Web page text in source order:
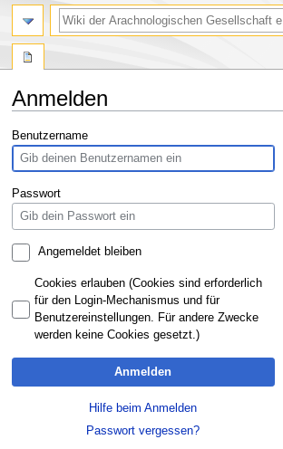
Anmelden
Zur
Navigation
springen
Zur
Suche
springen
Benutzername
Passwort
Angemeldet bleiben
Cookies erlauben (Cookies sind erforderlich
für den Login-Mechanismus und für
Benutzereinstellungen. Für andere Zwecke
werden keine Cookies gesetzt.)
Anmelden
Hilfe beim Anmelden
Passwort vergessen?